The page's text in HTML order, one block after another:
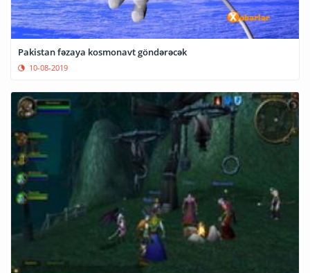
Pakistan fəzaya kosmonavt göndərəcək
10-08-2019